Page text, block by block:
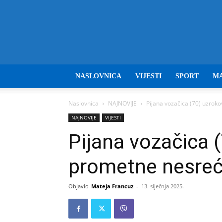
NASLOVNICA VIJESTI SPORT
Naslovnica NAJNOVIJE Pijana vozačica (70)
NAJNOVIJE VIJESTI
Pijana vozačica
prometne
Objavio Mateja Francuz - 13. siječnja 2025.